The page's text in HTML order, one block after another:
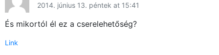
2014. június 13. péntek at 15:41
És mikortól él ez a cserelehetőség?
Link